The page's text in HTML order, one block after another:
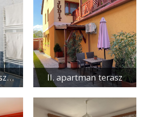
II. apartman fürdőszoba II. apartman terasz